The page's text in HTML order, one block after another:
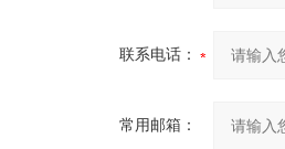
联系电话：
常用邮箱：